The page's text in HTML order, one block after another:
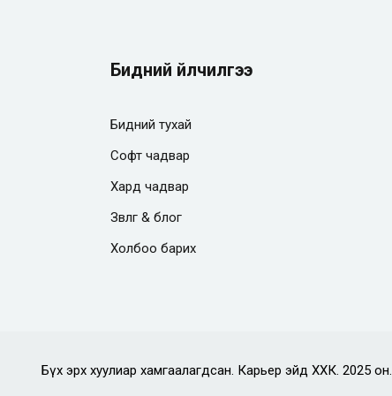
Бидний үйлчилгээ
Бидний тухай
Софт чадвар
Хард чадвар
Зөвлөгөө & блог
Холбоо барих
Бүх эрх хуулиар хамгаалагдсан. Карьер эйд ХХК. 2025 он.